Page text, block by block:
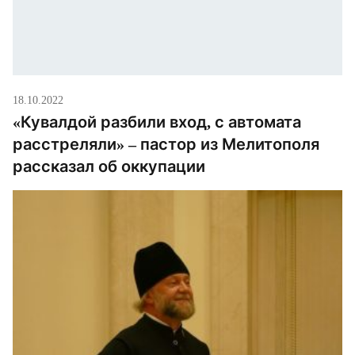
18.10.2022
«Кувалдой разбили вход, с автомата
расстреляли» – пастор из Мелитополя
рассказал об оккупации